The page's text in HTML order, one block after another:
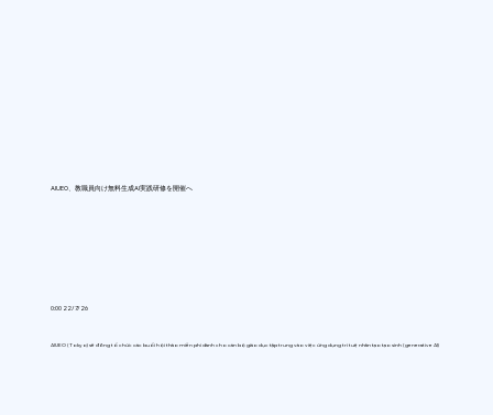
AIUEO、教職員向け無料生成AI実践研修を開催へ
0:00 22/7/26
AIUEO (Tokyo) sẽ đồng tổ chức các buổi hội thảo miễn phí dành cho cán bộ giáo dục tập trung vào việc ứng dụng trí tuệ nhân tạo tạo sinh (generative AI)